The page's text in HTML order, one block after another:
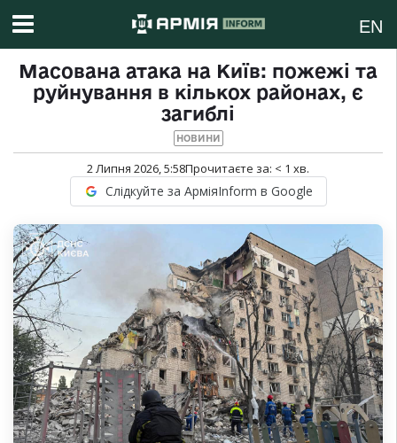
EN
Масована атака на Київ: пожежі та
руйнування в кількох районах, є
загиблі
НОВИНИ
2 Липня 2026, 5:58Прочитаєте за: < 1 хв.
Слідкуйте за АрміяInform в Google